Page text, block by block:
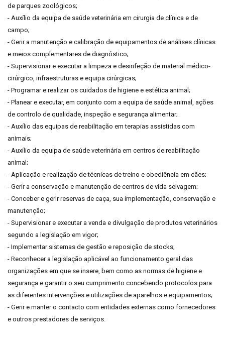
de parques zoológicos;
- Auxílio da equipa de saúde veterinária em cirurgia de clínica e de
campo;
- Gerir a manutenção e calibração de equipamentos de análises clínicas
e meios complementares de diagnóstico;
- Supervisionar e executar a limpeza e desinfeção de material médico-
cirúrgico, infraestruturas e equipa cirúrgicas;
- Programar e realizar os cuidados de higiene e estética animal;
- Planear e executar, em conjunto com a equipa de saúde animal, ações
de controlo de qualidade, inspeção e segurança alimentar;
- Auxílio das equipas de reabilitação em terapias assistidas com
animais;
- Auxílio da equipa de saúde veterinária em centros de reabilitação
animal;
- Aplicação e realização de técnicas de treino e obediência em cães;
- Gerir a conservação e manutenção de centros de vida selvagem;
- Conceber e gerir reservas de caça, sua implementação, conservação e
manutenção;
- Supervisionar e executar a venda e divulgação de produtos veterinários
segundo a legislação em vigor;
- Implementar sistemas de gestão e reposição de stocks;
- Reconhecer a legislação aplicável ao funcionamento geral das
organizações em que se insere, bem como as normas de higiene e
segurança e garantir o seu cumprimento concebendo protocolos para
as diferentes intervenções e utilizações de aparelhos e equipamentos;
- Gerir e manter o contacto com entidades externas como fornecedores
e outros prestadores de serviços.